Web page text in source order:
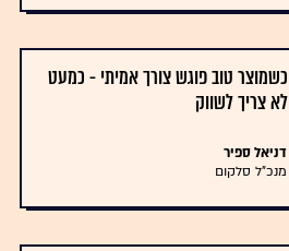
כשמוצר טוב פוגש צורך אמיתי - כמעט
לא צריך לשווק
דניאל ספיר
מנכ"ל סלקום